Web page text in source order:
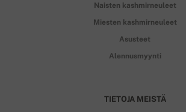
Naisten kashmirneuleet
Miesten kashmirneuleet
Asusteet
Alennusmyynti
TIETOJA MEISTÄ